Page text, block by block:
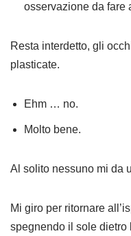
osservazione da fare
Resta interdetto, gli
plasticate.
Ehm … no.
Molto bene.
Al solito nessuno mi da
Mi giro per ritornare
spegnendo il sole dietro